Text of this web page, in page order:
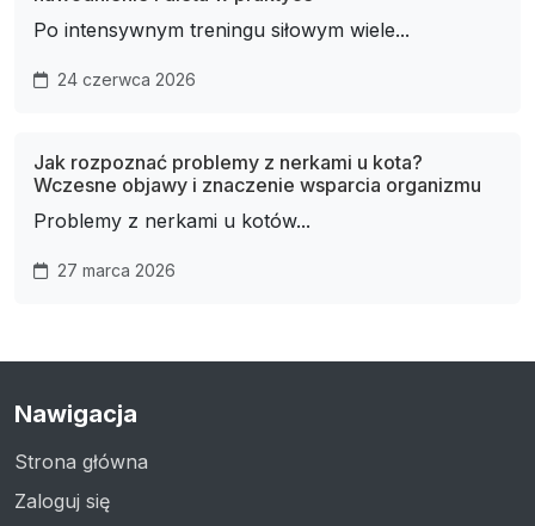
Po intensywnym treningu siłowym wiele...
24 czerwca 2026
Jak rozpoznać problemy z nerkami u kota?
Wczesne objawy i znaczenie wsparcia organizmu
Problemy z nerkami u kotów...
27 marca 2026
Nawigacja
Strona główna
Zaloguj się